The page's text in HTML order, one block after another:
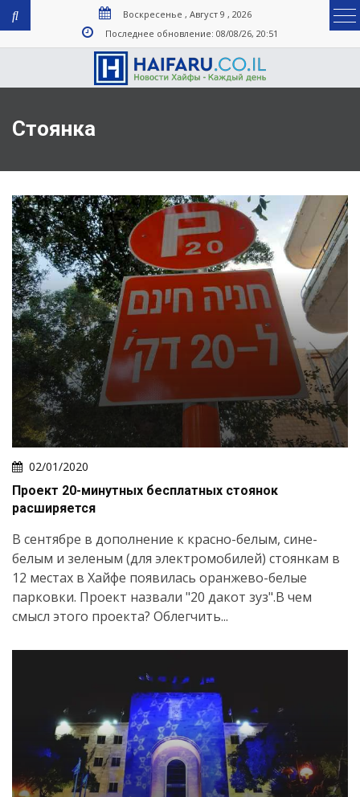
Воскресенье , Август 9 , 2026
Последнее обновление: 08/08/26, 20:51
Стоянка
02/01/2020
Проект 20-минутных бесплатных стоянок
расширяется
В сентябре в дополнение к красно-белым, сине-
белым и зеленым (для электромобилей) стоянкам в
12 местах в Хайфе появилась оранжево-белые
парковки. Проект назвали "20 дакот зуз".В чем
смысл этого проекта? Облегчить...